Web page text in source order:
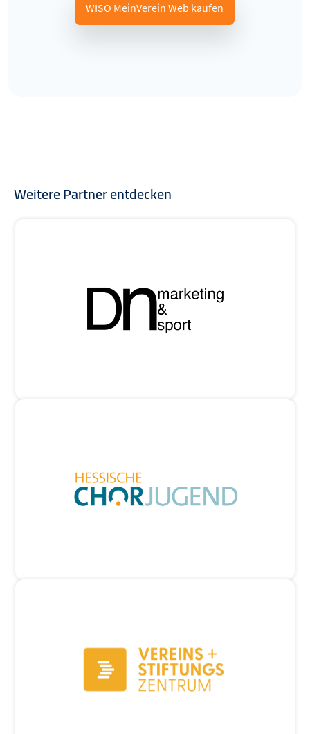
WISO MeinVerein Web kaufen
Weitere Partner entdecken